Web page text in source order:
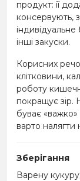
продукт: її
консервують,
інші закуски.
Корисних
клітковини,
роботу
покращує зір.
буває
варто налягти
Зберігання
Варену